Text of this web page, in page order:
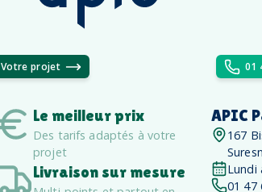
Votre projet 01
Le meilleur prix
Des tarifs adaptés à votre
projet
Livraison sur mesure
APIC
167
Lundi
01 47